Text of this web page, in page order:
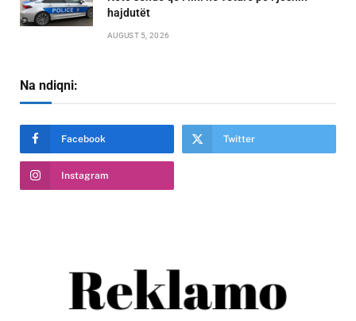
hajdutët
AUGUST 5, 2026
Na ndiqni:
Facebook Twitter
Instagram